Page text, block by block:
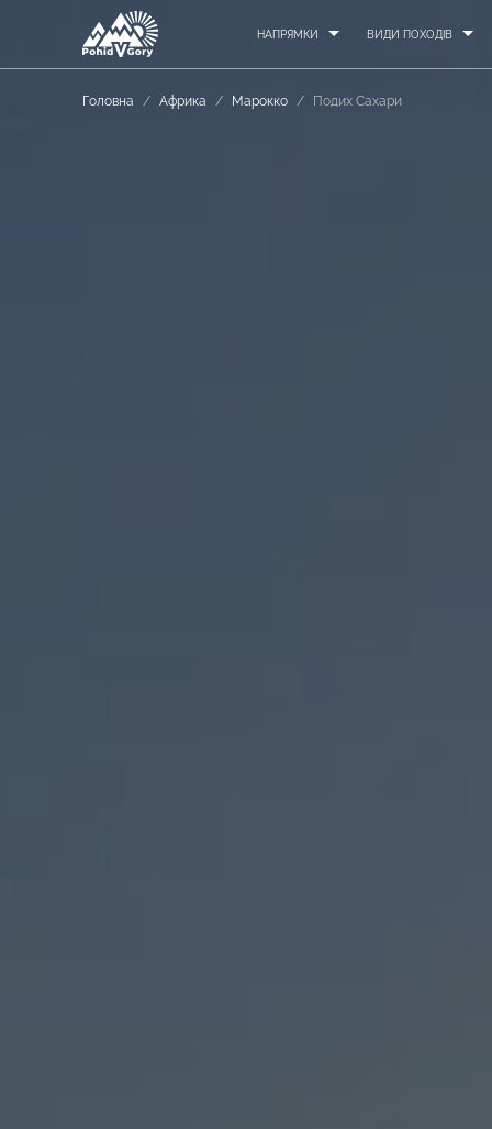
НАПРЯМКИ ВИДИ ПОХОДІВ
Головна / Африка / Марокко / Подих Сахари